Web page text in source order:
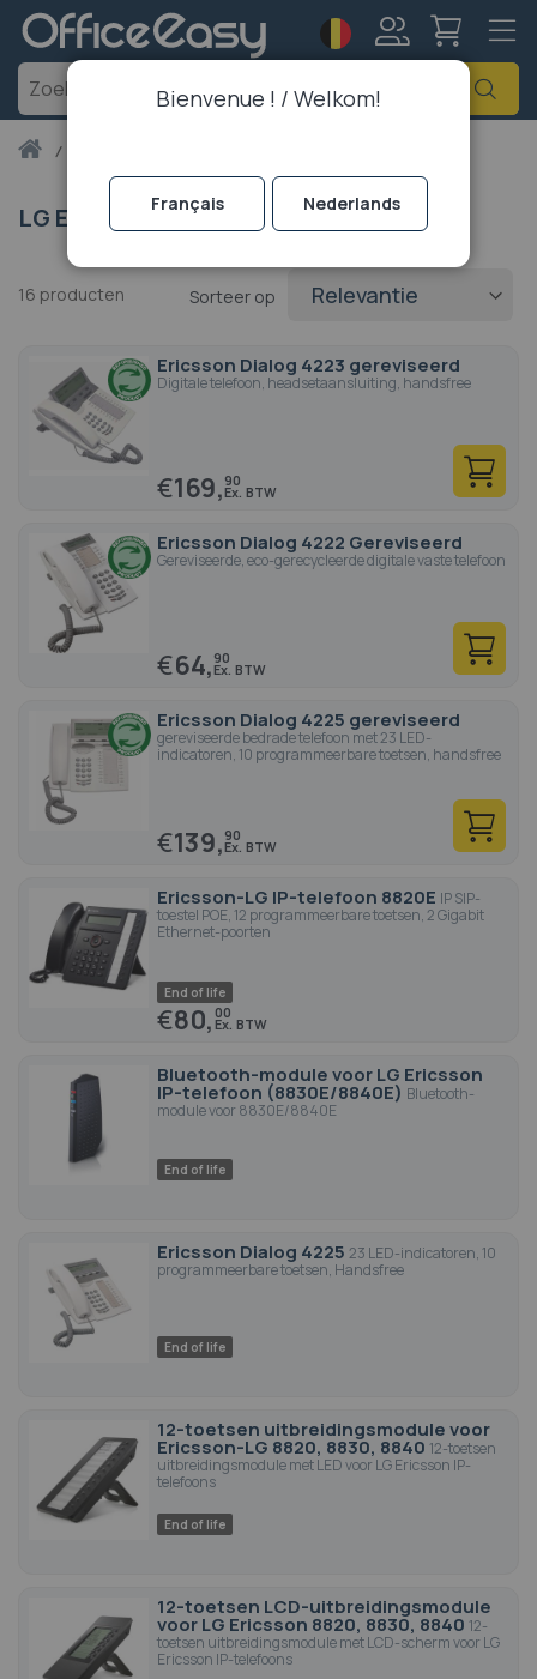
Taal
Zoek
Thuis
LG Ericsson
16 producten Sorteer op
Ericsson Dialog 4223 gereviseerd
Digitale telefoon, headsetaansluiting, handsfree
€169,90
Ericsson Dialog 4222 Gereviseerd
Gereviseerde, eco-gerecycleerde digitale vaste telefoon
€64,90
Ericsson Dialog 4225 gereviseerd
gereviseerde bedrade telefoon met 23 LED-
indicatoren, 10 programmeerbare toetsen, handsfree
€139,90
Ericsson-LG IP-telefoon 8820E IP SIP-
toestel POE, 12 programmeerbare toetsen, 2 Gigabit
Ethernet-poorten
End of life
€80,00
Bluetooth-module voor LG Ericsson
IP-telefoon (8830E/8840E) Bluetooth-
module voor 8830E/8840E
End of life
Ericsson Dialog 4225 23 LED-indicatoren, 10
programmeerbare toetsen, Handsfree
End of life
12-toetsen uitbreidingsmodule voor
Ericsson-LG 8820, 8830, 8840 12-toetsen
uitbreidingsmodule met LED voor LG Ericsson IP-
telefoons
End of life
12-toetsen LCD-uitbreidingsmodule
voor LG Ericsson 8820, 8830, 8840 12-
toetsen uitbreidingsmodule met LCD-scherm voor LG
Ericsson IP-telefoons
Bienvenue ! / Welkom!
Français Nederlands